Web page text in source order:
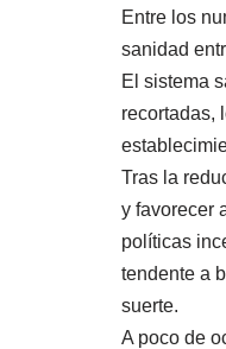
Entre los
sanidad
El sistema
recortadas,
Tras la
y favorecer
políticas
tendente a
suerte.
A poco de